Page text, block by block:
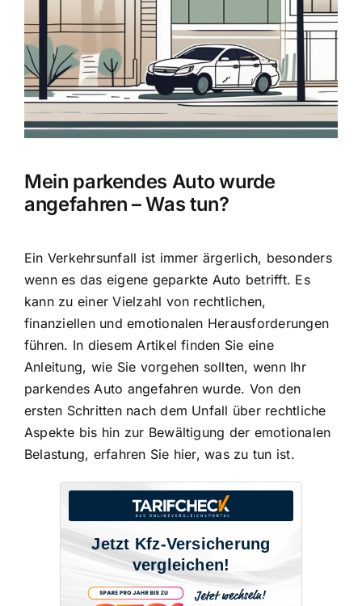
Bild
Mein parkendes Auto wurde
angefahren – Was tun?
Ein Verkehrsunfall ist immer ärgerlich, besonders
wenn es das eigene geparkte Auto betrifft. Es
kann zu einer Vielzahl von rechtlichen,
finanziellen und emotionalen Herausforderungen
führen. In diesem Artikel finden Sie eine
Anleitung, wie Sie vorgehen sollten, wenn Ihr
parkendes Auto angefahren wurde. Von den
ersten Schritten nach dem Unfall über rechtliche
Aspekte bis hin zur Bewältigung der emotionalen
Belastung, erfahren Sie hier, was zu tun ist.
Jetzt Kfz-Versicherung
vergleichen!